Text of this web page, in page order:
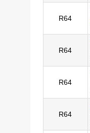
R64
R64
R64
R64